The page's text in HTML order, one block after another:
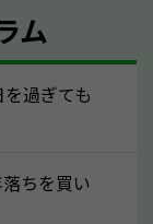
状態につい
売るのも
需要の高い
ム
過ぎても
ちを買い